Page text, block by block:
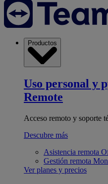
Productos
Uso personal y
Remote
Acceso remoto y soporte
Descubre más
Asistencia remota
Gestión remota
Ver planes y precios